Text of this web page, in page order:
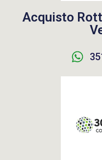
Acquisto